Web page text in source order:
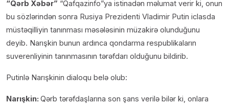
“Qərb Xəbər” “Qafqazinfo”ya istinadən məlumat verir ki, onun
bu sözlərindən sonra Rusiya Prezidenti Vladimir Putin iclasda
müstəqilliyin tanınması məsələsinin müzakirə olunduğunu
deyib. Narışkin bunun ardınca qondarma respublikaların
suverenliyinin tanınmasının tərəfdarı olduğunu bildirib.
Putinlə Narışkinin dialoqu belə olub:
Narışkin: Qərb tərəfdaşlarına son şans verilə bilər ki, onlara